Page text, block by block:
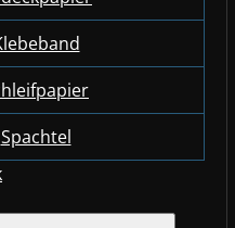
Spachtel